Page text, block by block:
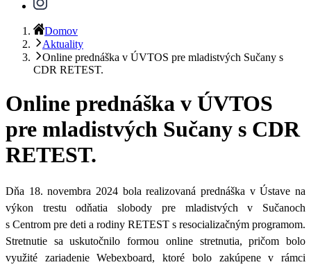
Domov
Aktuality
Online prednáška v ÚVTOS pre mladistvých Sučany s
CDR RETEST.
Online prednáška v ÚVTOS
pre mladistvých Sučany s CDR
RETEST.
Dňa 18. novembra 2024 bola realizovaná prednáška v Ústave na
výkon trestu odňatia slobody pre mladistvých v Sučanoch
s Centrom pre deti a rodiny RETEST s resocializačným programom.
Stretnutie sa uskutočnilo formou online stretnutia, pričom bolo
využité zariadenie Webexboard, ktoré bolo zakúpene v rámci